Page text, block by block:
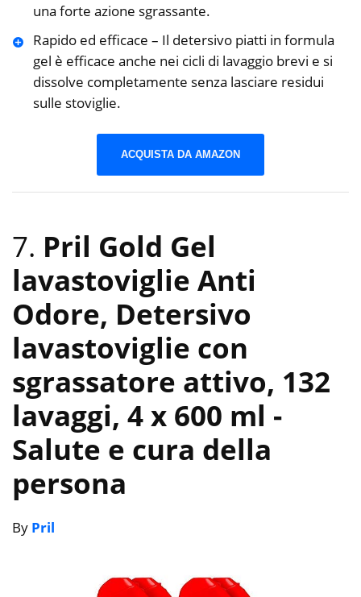
una forte azione sgrassante.
Rapido ed efficace – Il detersivo piatti in formula
gel è efficace anche nei cicli di lavaggio brevi e si
dissolve completamente senza lasciare residui
sulle stoviglie.
ACQUISTA DA AMAZON
7. Pril Gold Gel
lavastoviglie Anti
Odore, Detersivo
lavastoviglie con
sgrassatore attivo, 132
lavaggi, 4 x 600 ml -
Salute e cura della
persona
By Pril